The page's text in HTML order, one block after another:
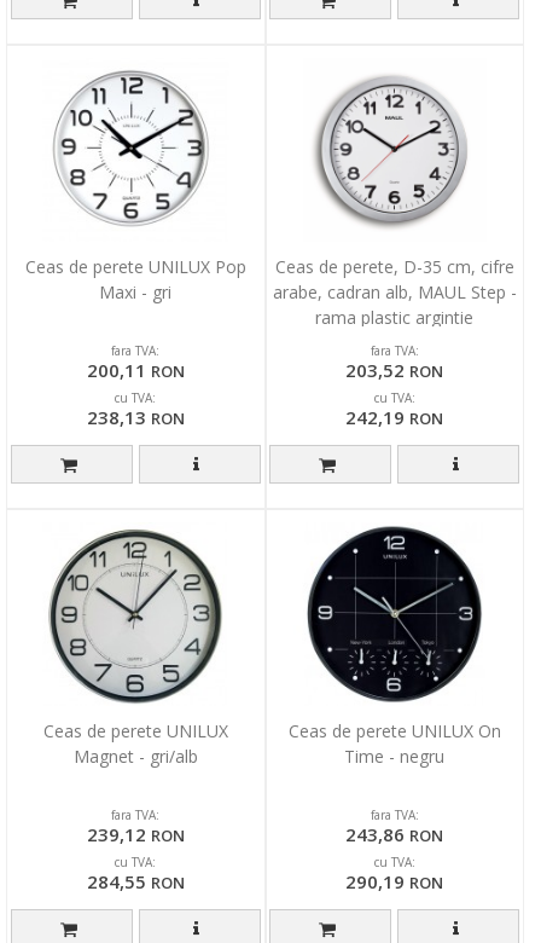
Ceas de perete UNILUX Pop
Maxi - gri
fara TVA:
200,11 RON
cu TVA:
238,13 RON
Ceas de perete, D-35 cm, cifre
arabe, cadran alb, MAUL Step -
rama plastic argintie
fara TVA:
203,52 RON
cu TVA:
242,19 RON
Ceas de perete UNILUX
Magnet - gri/alb
fara TVA:
239,12 RON
cu TVA:
284,55 RON
Ceas de perete UNILUX On
Time - negru
fara TVA:
243,86 RON
cu TVA:
290,19 RON